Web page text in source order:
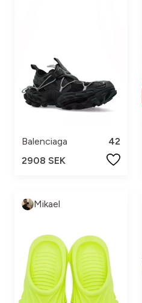
Balenciaga
42
2908 SEK
Mikael